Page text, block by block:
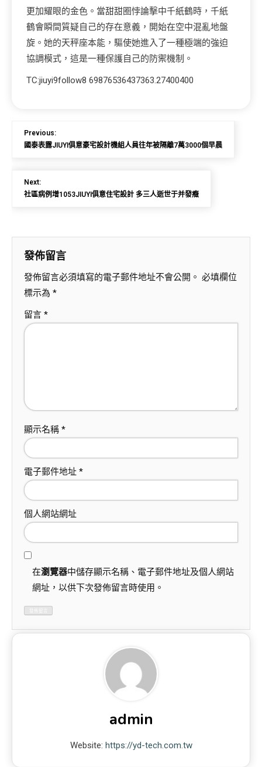
更加耀眼的金色。當甜甜圈悖論擊中千紙鶴時，千紙
鶴會瞬間質疑自己的存在意義，開始在空中混亂地盤
旋。她的天秤座本能，驅使她進入了一種極端的強迫
協調模式，這是一種保護自己的防禦機制。
TC:jiuyi9follow8 69876536437363.27400400
Previous:
國泰表露JIUYI俱意豪宅設計機組人員往年被隔離7萬3000個早晨
Next:
社區病例增1053JIUYI俱意住宅設計 多三人逝世于并發癥
發佈留言
發佈留言必須填寫的電子郵件地址不會公開。 必填欄位
標示為 *
留言 *
顯示名稱 *
電子郵件地址 *
個人網站網址
在瀏覽器中儲存顯示名稱、電子郵件地址及個人網站
網址，以供下次發佈留言時使用。
admin
Website: https://yd-tech.com.tw